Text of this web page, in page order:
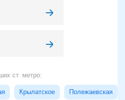
ст. метро:
Крылатское Полежаевская